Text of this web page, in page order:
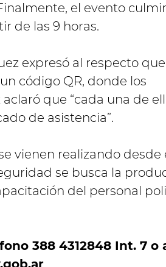
el evento
de las 9 horas.
expresó al respecto que
código QR, donde los
que “cada una de
de asistencia”.
vienen realizando desde
se busca la
del personal
388 4312848 Int. 7 o